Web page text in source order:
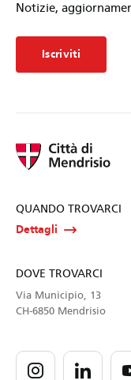
Notizie,
Iscriviti
QUANDO TROVARCI
Dettagli
DOVE TROVARCI
Via Municipio, 13
CH-6850 Mendrisio